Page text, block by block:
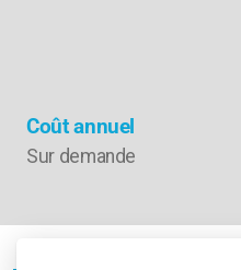
Coût annuel
Sur demande